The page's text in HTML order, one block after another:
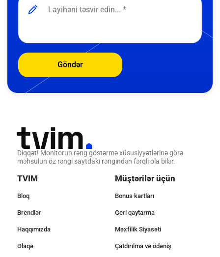
Göndər
Diqqət! Monitorun rəng göstərmə xüsusiyyətlərinə görə
məhsulun öz rəngi saytdakı rəngindən fərqli ola bilər.
TVIM
Bloq
Brendlər
Haqqımızda
Əlaqə
Müştərilər üçün
Bonus kartları
Geri qaytarma
Məxfilik Siyasəti
Çatdırılma və ödəniş